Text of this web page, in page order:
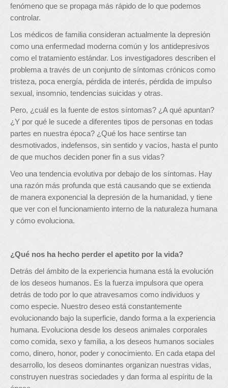
fenómeno que se propaga más rápido de lo que podemos
controlar.
Los médicos de familia consideran actualmente la depresión
como una enfermedad moderna común y los antidepresivos
como el tratamiento estándar. Los investigadores describen el
problema a través de un conjunto de síntomas crónicos como
tristeza, poca energía, pérdida de interés, pérdida de impulso
sexual, insomnio, tendencias suicidas y otras.
Pero, ¿cuál es la fuente de estos síntomas? ¿A qué apuntan?
¿Y por qué le sucede a diferentes tipos de personas en todas
partes en nuestra época? ¿Qué los hace sentirse tan
desmotivados, indefensos, sin sentido y vacíos, hasta el punto
de que muchos deciden poner fin a sus vidas?
Veo una tendencia evolutiva por debajo de los síntomas. Hay
una razón más profunda que está causando que se extienda
de manera exponencial la depresión de la humanidad, y tiene
que ver con el funcionamiento interno de la naturaleza humana
y cómo evoluciona.
¿Qué nos ha hecho perder el apetito por la vida?
Detrás del ámbito de la experiencia humana está la evolución
de los deseos humanos. Es la fuerza impulsora que opera
detrás de todo por lo que atravesamos como individuos y
como especie. Nuestro deseo está constantemente
evolucionando bajo la superficie, dando forma a la experiencia
humana. Evoluciona desde los deseos animales corporales
como comida, sexo y familia, a los deseos humanos sociales
como, dinero, honor, poder y conocimiento. En cada etapa del
desarrollo, los deseos dominantes organizan nuestras vidas,
construyen nuestras sociedades y dan forma al espíritu de la